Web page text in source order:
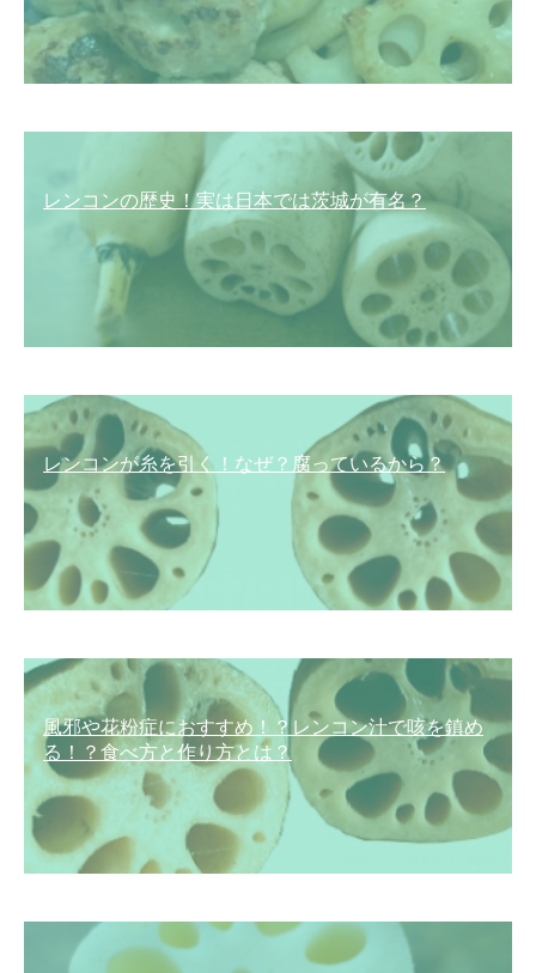
レンコンの歴史！実は日本では茨城が有名？
レンコンが糸を引く！なぜ？腐っているから？
風邪や花粉症におすすめ！？レンコン汁で咳を鎮め
る！？食べ方と作り方とは？